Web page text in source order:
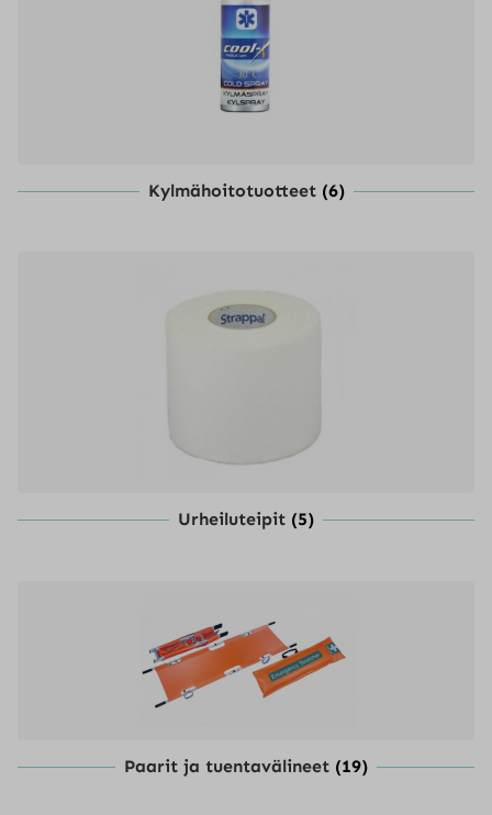
Kylmähoitotuotteet (6)
Urheiluteipit (5)
Paarit ja tuentavälineet (19)